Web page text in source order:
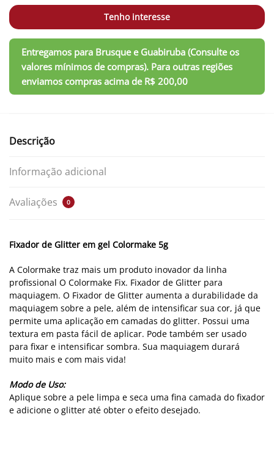
Tenho interesse
Descrição
Informação adicional
Avaliações 0
Fixador de Glitter em gel Colormake 5g
A Colormake traz mais um produto inovador da linha
profissional O Colormake Fix. Fixador de Glitter para
maquiagem. O Fixador de Glitter aumenta a durabilidade da
maquiagem sobre a pele, além de intensificar sua cor, já que
permite uma aplicação em camadas do glitter. Possui uma
textura em pasta fácil de aplicar. Pode também ser usado
para fixar e intensificar sombra. Sua maquiagem durará
muito mais e com mais vida!
Modo de Uso:
Aplique sobre a pele limpa e seca uma fina camada do fixador
e adicione o glitter até obter o efeito desejado.